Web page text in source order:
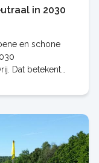
in 2030
en schone
Dat betekent